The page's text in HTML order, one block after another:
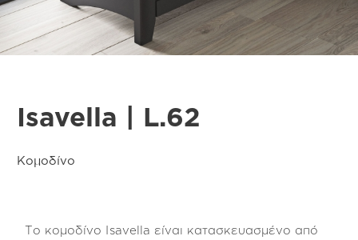
Isavella | L.62
Κομοδίνο
Το κομοδίνο Isavella είναι κατασκευασμένο από